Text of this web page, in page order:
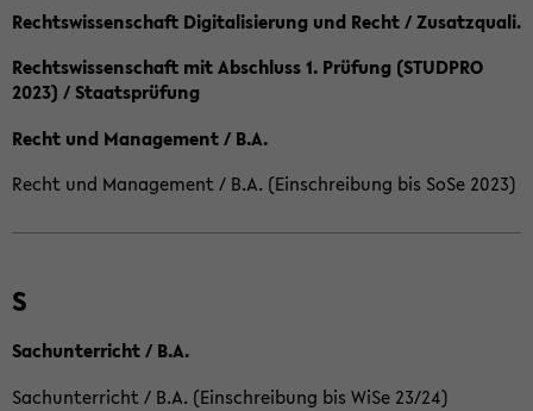
Rechtswissenschaft Digitalisierung und Recht / Zusatzquali.
Rechtswissenschaft mit Abschluss 1. Prüfung (STUDPRO
2023) / Staatsprüfung
Recht und Management / B.A.
Recht und Management / B.A. (Einschreibung bis SoSe 2023)
S
Sachunterricht / B.A.
Sachunterricht / B.A. (Einschreibung bis WiSe 23/24)